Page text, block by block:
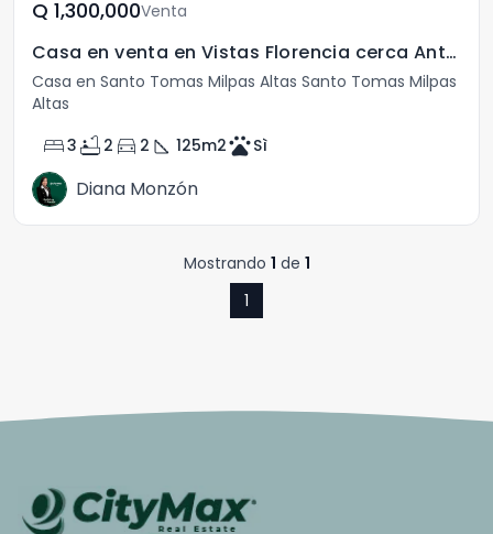
Q	1,300,000Venta
Casa en venta en Vistas Florencia cerca Antigua
Casa en Santo Tomas Milpas Altas Santo Tomas Milpas
Altas
bed3 bathtub 2 directions_car 2 square_foot 125m2petsSì
Diana Monzón
Mostrando 1 de 1
1